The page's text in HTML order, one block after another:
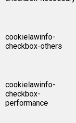
cookielawinfo-
checkbox-others
cookielawinfo-
checkbox-
performance